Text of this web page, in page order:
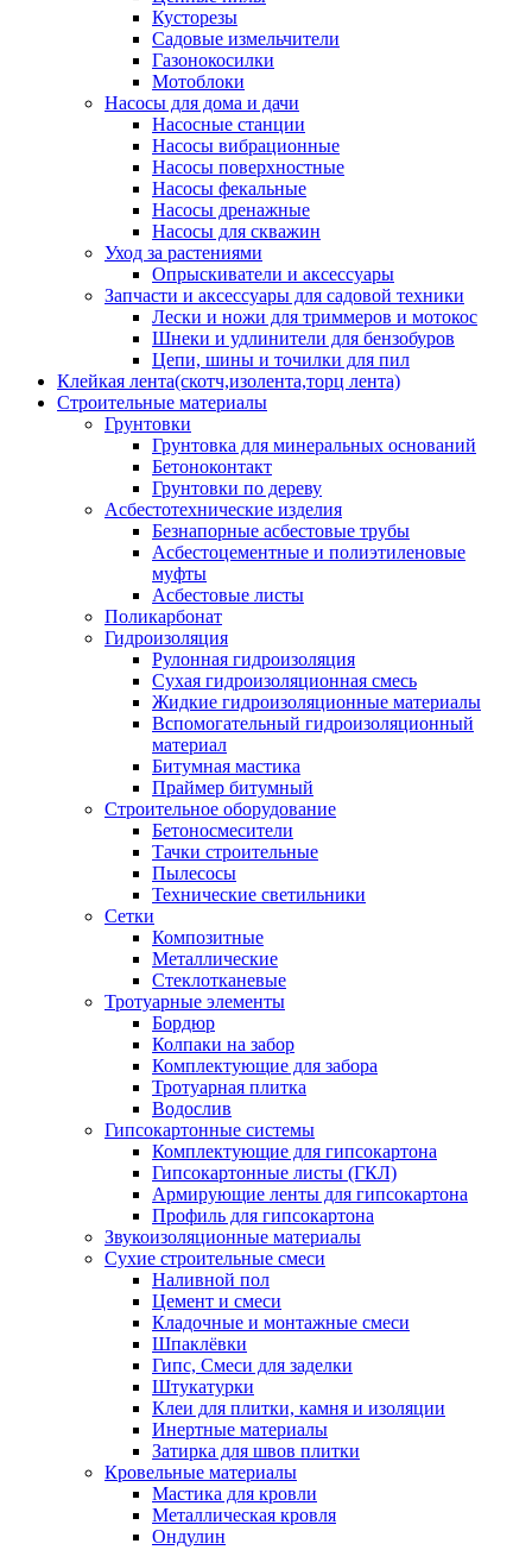
Кусторезы
Садовые измельчители
Газонокосилки
Мотоблоки
Насосы для дома и дачи
Насосные станции
Насосы вибрационные
Насосы поверхностные
Насосы фекальные
Насосы дренажные
Насосы для скважин
Уход за растениями
Опрыскиватели и аксессуары
Запчасти и аксессуары для садовой техники
Лески и ножи для триммеров и мотокос
Шнеки и удлинители для бензобуров
Цепи, шины и точилки для пил
Клейкая лента(скотч,изолента,торц лента)
Строительные материалы
Грунтовки
Грунтовка для минеральных оснований
Бетоноконтакт
Грунтовки по дереву
Асбестотехнические изделия
Безнапорные асбестовые трубы
Асбестоцементные и полиэтиленовые
муфты
Асбестовые листы
Поликарбонат
Гидроизоляция
Рулонная гидроизоляция
Сухая гидроизоляционная смесь
Жидкие гидроизоляционные материалы
Вспомогательный гидроизоляционный
материал
Битумная мастика
Праймер битумный
Строительное оборудование
Бетоносмесители
Тачки строительные
Пылесосы
Технические светильники
Сетки
Композитные
Металлические
Стеклотканевые
Тротуарные элементы
Бордюр
Колпаки на забор
Комплектующие для забора
Тротуарная плитка
Водослив
Гипсокартонные системы
Комплектующие для гипсокартона
Гипсокартонные листы (ГКЛ)
Армирующие ленты для гипсокартона
Профиль для гипсокартона
Звукоизоляционные материалы
Сухие строительные смеси
Наливной пол
Цемент и смеси
Кладочные и монтажные смеси
Шпаклёвки
Гипс, Смеси для заделки
Штукатурки
Клеи для плитки, камня и изоляции
Инертные материалы
Затирка для швов плитки
Кровельные материалы
Мастика для кровли
Металлическая кровля
Ондулин